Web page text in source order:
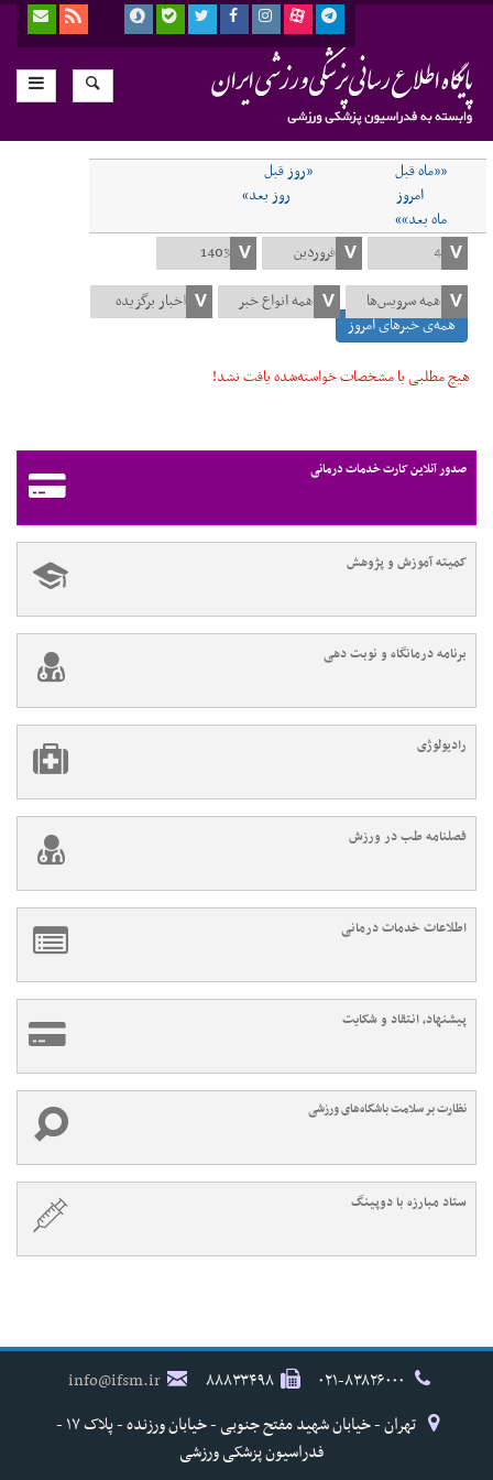
««ماه قبل
«روز قبل
امروز
روز بعد»
ماه بعد»»
همه‌ی خبرهای امروز
هیچ مطلبی با مشخصات خواسته‌شده یافت نشد!
صدور آنلاین کارت خدمات درمانی
کمیته آموزش و پژوهش
برنامه درمانگاه و نوبت دهی
رادیولوژی
فصلنامه طب در ورزش
اطلاعات خدمات درمانی
پیشنهاد، انتقاد و شکایت
نظارت بر سلامت باشگاه‌های ورزشی
ستاد مبارزه با دوپینگ
۸۸۸۳۳۴۹۸
info@ifsm.ir
تهران - خیابان شهید مفتح جنوبی - خیابان ورزنده - پلاک ۱۷ -
فدراسیون پزشکی ورزشی